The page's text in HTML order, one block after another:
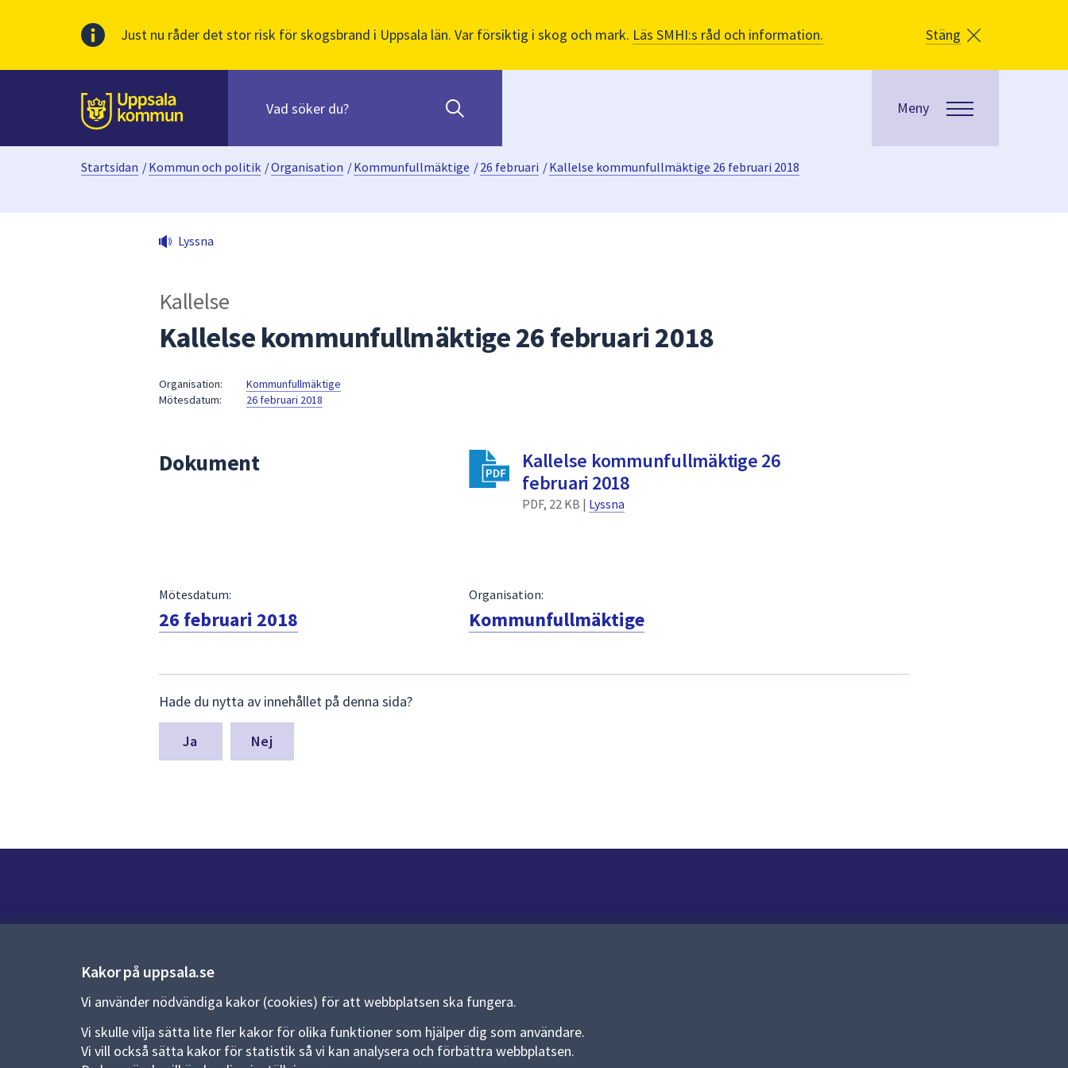
Just nu råder det stor risk för skogsbrand i Uppsala län. Var försiktig i skog och mark. Läs SMHI:s råd och information. Stäng
Till sidans
huvudinnehåll
innehåll
När
sökförslag
presenteras
fältet.
Använd
att
att
välja
något
dem.
Meny
Kakor på uppsala.se
Vi använder nödvändiga kakor (cookies) för att webbplatsen ska fungera.
Vi skulle vilja sätta lite fler kakor för olika funktioner som hjälper dig som användare.
Vi vill också sätta kakor för statistik så vi kan analysera och förbättra webbplatsen.
Startsidan /Kommun och politik /Organisation /Kommunfullmäktige /26 februari /Kallelse kommunfullmäktige 26 februari 2018
Lyssna
Kallelse
Kallelse kommunfullmäktige 26 februari 2018
Organisation:
Kommunfullmäktige
Mötesdatum:
26 februari 2018
Dokument
Kallelse kommunfullmäktige 26
februari 2018
PDF, 22 KB | Lyssna
Mötesdatum:
26 februari 2018
Organisation:
Kommunfullmäktige
synpunkter
för
denna
Hade du nytta av innehållet på denna sida?
Nej
Kontaktcenter:018-727 00 00
E-post:uppsala.kommun@uppsala.se
Fler kontaktvägar
Allmänna handlingar och diarium
Behandling av personuppgifter
Kakor